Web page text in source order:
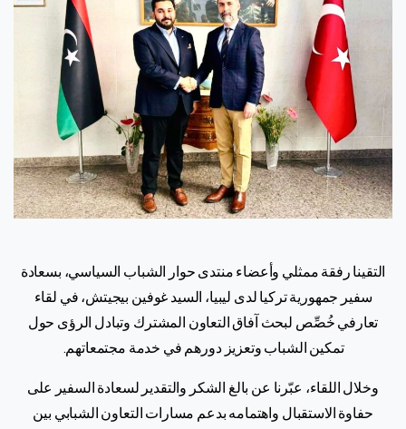
التقينا رفقة ممثلي وأعضاء منتدى حوار الشباب السياسي، بسعادة
سفير جمهورية تركيا لدى ليبيا، السيد غوفين بيجيتش، في لقاء
تعارفي خُصِّص لبحث آفاق التعاون المشترك وتبادل الرؤى حول
تمكين الشباب وتعزيز دورهم في خدمة مجتمعاتهم.
وخلال اللقاء، عبّرنا عن بالغ الشكر والتقدير لسعادة السفير على
حفاوة الاستقبال واهتمامه بدعم مسارات التعاون الشبابي بين